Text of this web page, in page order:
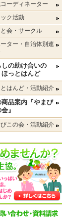
ーディネーター
ク活動
と会・サークル
ター・自治体別連
しの助け合いの
ほっとはんど
はんど・活動紹介
商品案内『やまび
』
この会・活動紹介